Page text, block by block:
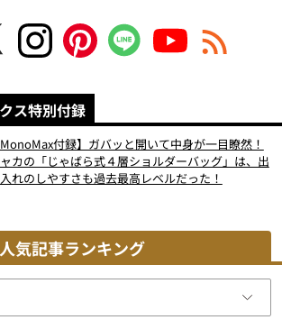
ス特別付録
MonoMax付録】ガバッと開いて中身が一目瞭然！
カの「じゃばら式４層ショルダーバッグ」は、出
れのしやすさも過去最高レベルだった！
気記事ランキング